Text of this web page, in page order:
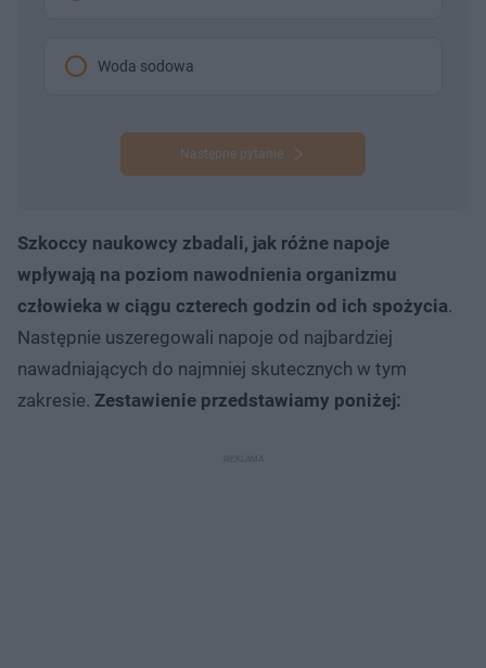
Woda sodowa
Następne pytanie
Szkoccy naukowcy zbadali, jak różne napoje
wpływają na poziom nawodnienia organizmu
człowieka w ciągu czterech godzin od ich spożycia.
Następnie uszeregowali napoje od najbardziej
nawadniających do najmniej skutecznych w tym
zakresie. Zestawienie przedstawiamy poniżej: